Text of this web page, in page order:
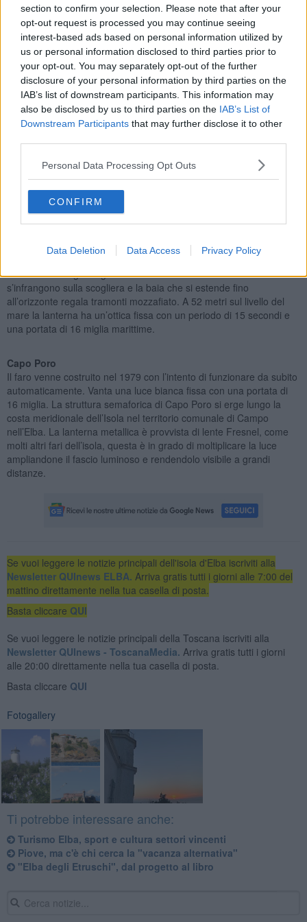
section to confirm your selection. Please note that after your
opt-out request is processed you may continue seeing
interest-based ads based on personal information utilized by
us or personal information disclosed to third parties prior to
your opt-out. You may separately opt-out of the further
disclosure of your personal information by third parties on the
IAB’s list of downstream participants. This information may
also be disclosed by us to third parties on the IAB’s List of
Downstream Participants that may further disclose it to other
Personal Data Processing Opt Outs
CONFIRM
Data Deletion Data Access Privacy Policy
alimentata da una lampada alogena che emette tre lampi bianchi
ogni 14 secondi con una portata di 16 miglia marine.
Capo Focardo
Costruito all’interno del Forte seicentesco spagnolo, il faro di Capo
Focardo capeggia sul noto paese di Porto Azzurro nonostante
sorga sul territorio capoliverese. Venne costruito nel 1848 per
l’illuminazione del tratto costiero della baia e la sua torre spicca
oltre 6 metri sopra le mura e 32 metri sul livello del mare.
una piccola oasi naturale dove si possono respirare gli aromi della
macchia mediterranea composta da lentisco, rosmarino, ginestra
spinosa, erica, caprifoglio e cisto. Qui è la natura, infatti, a dettarne
i ritmi, i suoni, i colori e i silenzi.
Nel territorio comunale di Marciana, in cima all’abitato di Patresi, si
erge il faro di Punta Polveraia costruito per far luce sul canale di
Corsica. Un luogo magico caratterizzato dalle onde che
s’infrangono sulla scogliera e la baia che si estende fino
all’orizzonte regala tramonti mozzafiato. A 52 metri sul livello del
mare la lanterna ha un’ottica fissa con un periodo di 15 secondi e
una portata di 16 miglia marittime.
Capo Poro
Il faro venne costruito nel 1979 con l’intento di funzionare da subito
automaticamente. Vanta una luce bianca fissa con una portata di
16 miglia. La struttura semaforica di Capo Poro si erge lungo la
costa meridionale dell’Isola nel territorio comunale di Campo
nell’Elba. La lanterna metallica è provvista di lente Fresnel, come
molti altri fari dell’isola, questa è in grado di moltiplicare la luce
ampliandone il fascio luminoso e rendendolo visibile a grandi
distanze.
Se vuoi leggere le notizie principali dell'isola d'Elba iscriviti alla
Newsletter QUInews ELBA. Arriva gratis tutti i giorni alle 7:00 del
mattino direttamente nella tua casella di posta.
Basta cliccare QUI
Se vuoi leggere le notizie principali della Toscana iscriviti alla
Newsletter QUInews - ToscanaMedia. Arriva gratis tutti i giorni
alle 20:00 direttamente nella tua casella di posta.
Basta cliccare QUI
Fotogallery
Ti potrebbe interessare anche:
Turismo Elba, sport e cultura settori vincenti
Piove, ma c'è chi cerca la "vacanza alternativa"
"Elba degli Etruschi", dal progetto al libro